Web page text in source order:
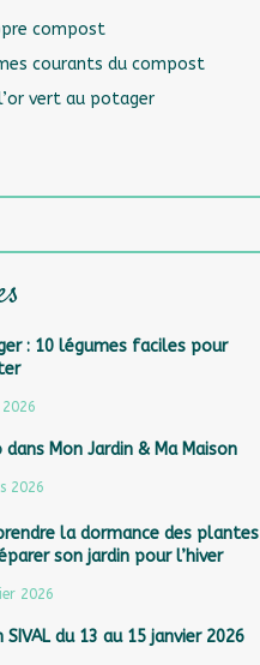
compost
courants du compost
vert au potager
: 10 légumes faciles pour
dans Mon Jardin & Ma Maison
2026
la dormance des plantes
son jardin pour l’hiver
2026
SIVAL du 13 au 15 janvier 2026